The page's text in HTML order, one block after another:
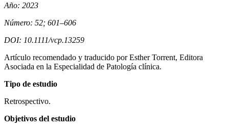
Año: 2023
Número: 52; 601–606
DOI: 10.1111/vcp.13259
Artículo recomendado y traducido por Esther Torrent, Editora
Asociada en la Especialidad de Patología clínica.
Tipo de estudio
Retrospectivo.
Objetivos del estudio